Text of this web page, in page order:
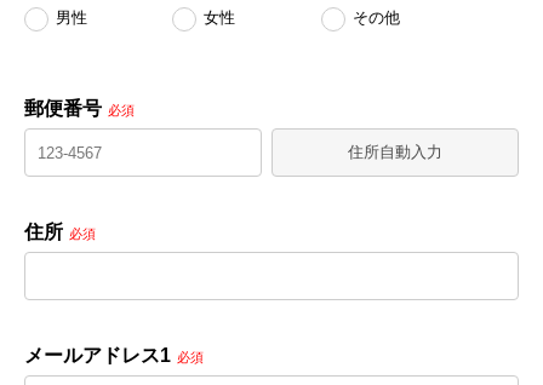
男性 女性 その他
郵便番号 必須
住所自動入力
住所 必須
メールアドレス1 必須